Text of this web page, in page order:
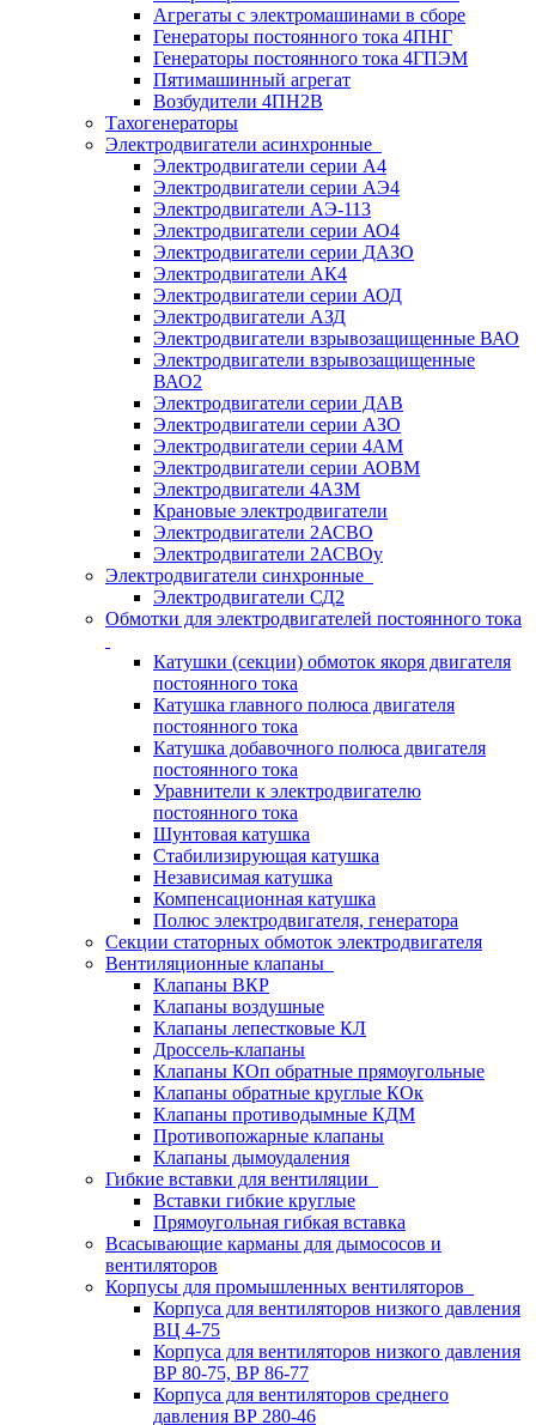
Агрегаты с электромашинами в сборе
Генераторы постоянного тока 4ПНГ
Генераторы постоянного тока 4ГПЭМ
Пятимашинный агрегат
Возбудители 4ПН2В
Тахогенераторы
Электродвигатели асинхронные
Электродвигатели серии А4
Электродвигатели серии АЭ4
Электродвигатели АЭ-113
Электродвигатели серии АО4
Электродвигатели серии ДАЗО
Электродвигатели АК4
Электродвигатели серии АОД
Электродвигатели АЗД
Электродвигатели взрывозащищенные ВАО
Электродвигатели взрывозащищенные
ВАО2
Электродвигатели серии ДАВ
Электродвигатели серии АЗО
Электродвигатели серии 4АМ
Электродвигатели серии АОВМ
Электродвигатели 4АЗМ
Крановые электродвигатели
Электродвигатели 2АСВО
Электродвигатели 2АСВОу
Электродвигатели синхронные
Электродвигатели СД2
Обмотки для электродвигателей постоянного тока
Катушки (секции) обмоток якоря двигателя
постоянного тока
Катушка главного полюса двигателя
постоянного тока
Катушка добавочного полюса двигателя
постоянного тока
Уравнители к электродвигателю
постоянного тока
Шунтовая катушка
Стабилизирующая катушка
Независимая катушка
Компенсационная катушка
Полюс электродвигателя, генератора
Секции статорных обмоток электродвигателя
Вентиляционные клапаны
Клапаны ВКР
Клапаны воздушные
Клапаны лепестковые КЛ
Дроссель-клапаны
Клапаны КОп обратные прямоугольные
Клапаны обратные круглые КОк
Клапаны противодымные КДМ
Противопожарные клапаны
Клапаны дымоудаления
Гибкие вставки для вентиляции
Вставки гибкие круглые
Прямоугольная гибкая вставка
Всасывающие карманы для дымососов и
вентиляторов
Корпусы для промышленных вентиляторов
Корпуса для вентиляторов низкого давления
ВЦ 4-75
Корпуса для вентиляторов низкого давления
ВР 80-75, ВР 86-77
Корпуса для вентиляторов среднего
давления ВР 280-46